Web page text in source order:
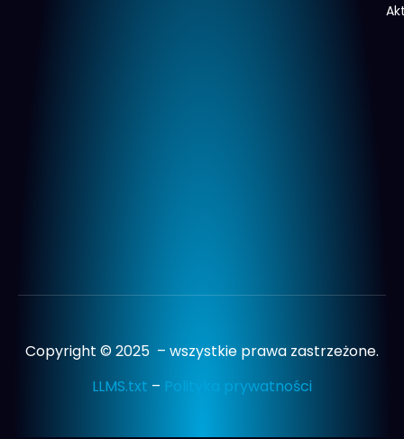
Copyright © 2025 – wszystkie prawa zastrzeżone.
LLMS.txt – Polityka prywatności